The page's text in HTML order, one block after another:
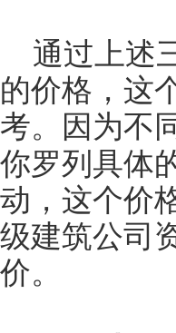
通过上述
的价格，这
考。因为不
你罗列具体
动，这个价
级建筑公司
价。